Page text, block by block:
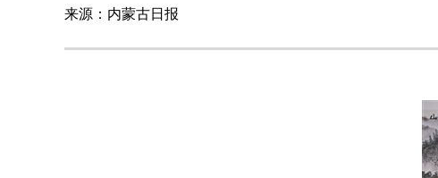
来源：内蒙古日报